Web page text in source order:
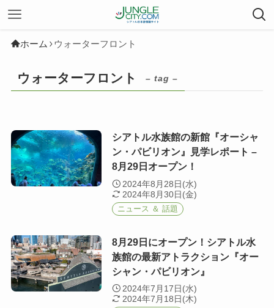
ホーム ウォーターフロント
ウォーターフロント – tag –
シアトル水族館の新館『オーシャ
ン・パビリオン』見学レポート –
8月29日オープン！
2024年8月28日(水)
2024年8月30日(金)
ニュース ＆ 話題
8月29日にオープン！シアトル水
族館の最新アトラクション『オー
シャン・パビリオン』
2024年7月17日(水)
2024年7月18日(木)